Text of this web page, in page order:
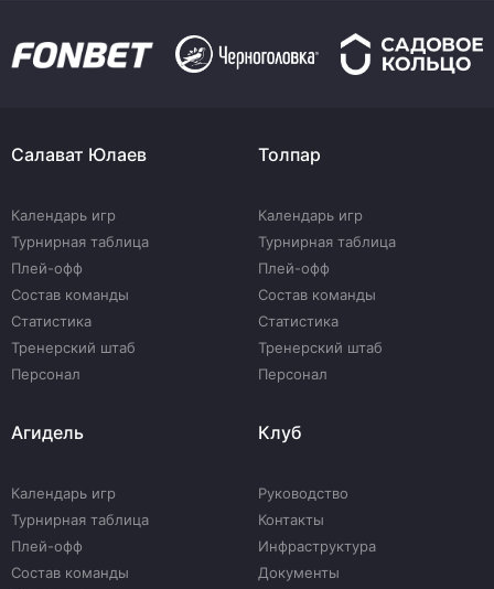
Салават Юлаев
Календарь игр
Турнирная таблица
Плей-офф
Состав команды
Статистика
Тренерский штаб
Персонал
Толпар
Календарь игр
Турнирная таблица
Плей-офф
Состав команды
Статистика
Тренерский штаб
Персонал
Агидель
Календарь игр
Турнирная таблица
Плей-офф
Состав команды
Клуб
Руководство
Контакты
Инфраструктура
Документы